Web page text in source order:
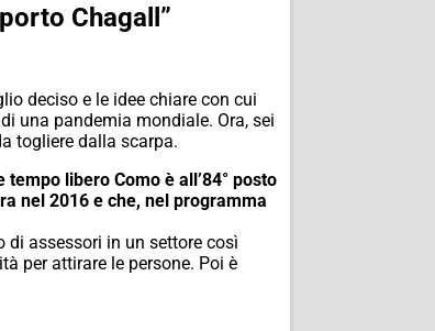
Chagall”
deciso e le idee chiare con cui
una pandemia mondiale. Ora, sei
togliere dalla scarpa.
libero Como è all’84° posto
nel 2016 e che, nel programma
assessori in un settore così
per attirare le persone. Poi è